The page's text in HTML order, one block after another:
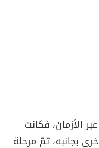
الأزمان، فكانت
بجانبه، ثمّ مرحلة